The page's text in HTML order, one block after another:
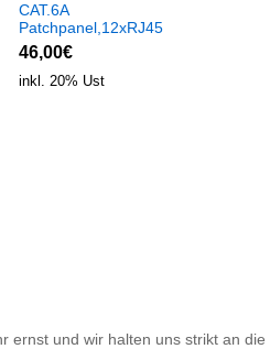
CAT.6A
Patchpanel,12xRJ45
STP Desktop,
RAL9005, 10GBit
46,00€
inkl. 20% Ust
und wir halten uns strikt an